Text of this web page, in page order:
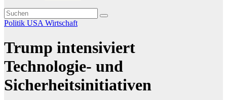
Politik USA Wirtschaft
Trump intensiviert
Technologie- und
Sicherheitsinitiativen